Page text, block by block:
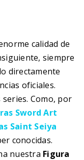
calidad de
siempre
directamente
oficiales.
Como, por
Sword Art
Saint Seiya
conocidas.
nuestra Figura